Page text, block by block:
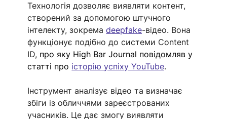
Технологія дозволяє виявляти контент,
створений за допомогою штучного
інтелекту, зокрема deepfake-відео. Вона
функціонує подібно до системи Content
ID, про яку High Bar Journal повідомляв у
статті про історію успіху YouTube.
Інструмент аналізує відео та визначає
збіги із обличчями зареєстрованих
учасників. Це дає змогу виявляти